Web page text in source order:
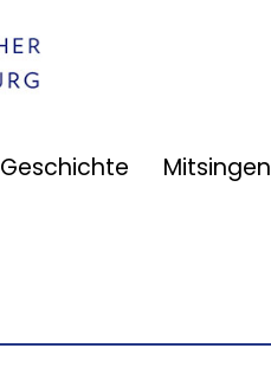
Geschichte Mitsingen